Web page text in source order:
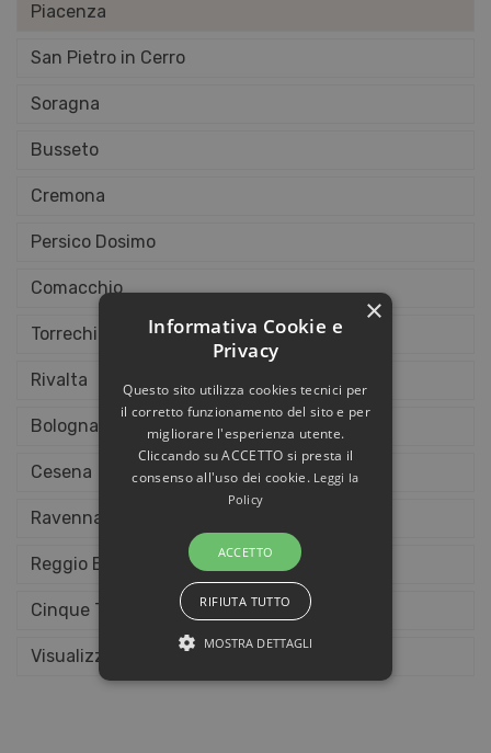
Piacenza
San Pietro in Cerro
Soragna
Busseto
Cremona
Persico Dosimo
Comacchio
Torrechiara
Rivalta
Bologna
Cesena
Ravenna
Reggio Emilia
Cinque Terre
Visualizza tutte le proposte
×
Informativa Cookie e
Privacy
Questo sito utilizza cookies tecnici per
il corretto funzionamento del sito e per
migliorare l'esperienza utente.
Cliccando su ACCETTO si presta il
consenso all'uso dei cookie. Leggi la
Policy
ACCETTO
RIFIUTA TUTTO
MOSTRA DETTAGLI